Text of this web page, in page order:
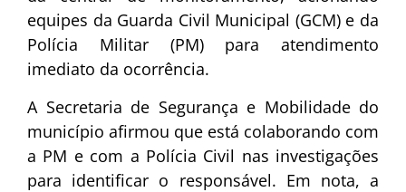
equipes da Guarda Civil Municipal (GCM) e da
Polícia Militar (PM) para atendimento
imediato da ocorrência.
A Secretaria de Segurança e Mobilidade do
município afirmou que está colaborando com
a PM e com a Polícia Civil nas investigações
para identificar o responsável. Em nota, a